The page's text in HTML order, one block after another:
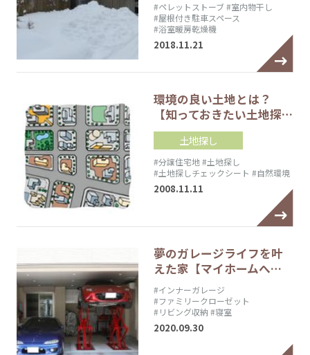
#ペレットストーブ#室内物干し
#屋根付き駐車スペース
#浴室暖房乾燥機
2018.11.21
環境の良い土地とは？
【知っておきたい土地探…
土地探し
#分譲住宅地#土地探し
#土地探しチェックシート #自然環境
2008.11.11
夢のガレージライフを叶
えた家【マイホームへ…
#インナーガレージ
#ファミリークローゼット
#リビング収納 #寝室
2020.09.30